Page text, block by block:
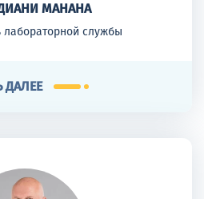
МАНАНА
лабораторной службы
ДАЛЕЕ